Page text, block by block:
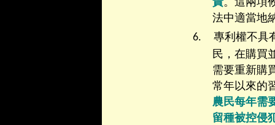
責。這兩項
法中適當地
6.
專利權不具
民，在購買
需要重新購
常年以來的
農民每年需
留種被控侵